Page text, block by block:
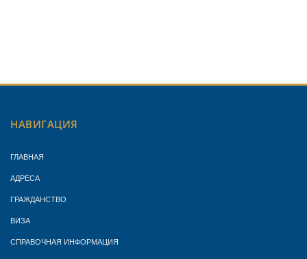
НАВИГАЦИЯ
ГЛАВНАЯ
АДРЕСА
ГРАЖДАНСТВО
ВИЗА
СПРАВОЧНАЯ ИНФОРМАЦИЯ